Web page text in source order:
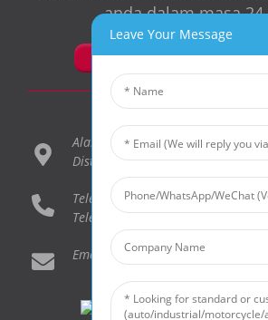
anda dalam masa
PERTANYAAN
Alamat: 68 East Ring Road, Yuelin
District, Ningbo City, Zhejiang,
Telefon: 86-0574-88537016
Telefon Bimbit: 86-15606687024
Emel: anna@ramelman.com
Leave Your Message